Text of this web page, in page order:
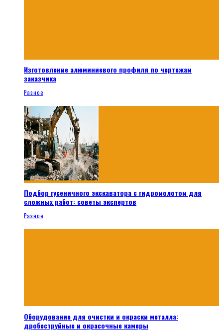
Изготовление алюминиевого профиля по чертежам
заказчика
Разное
Подбор гусеничного экскаватора с гидромолотом для
сложных работ: советы экспертов
Разное
Оборудование для очистки и окраски металла:
дробеструйные и окрасочные камеры